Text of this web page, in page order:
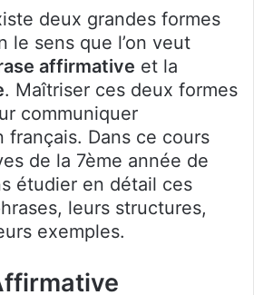
deux grandes formes
le sens que l’on veut
affirmative et la
. Maîtriser ces deux formes
communiquer
français. Dans ce cours
de la 7ème année de
étudier en détail ces
leurs structures,
exemples.